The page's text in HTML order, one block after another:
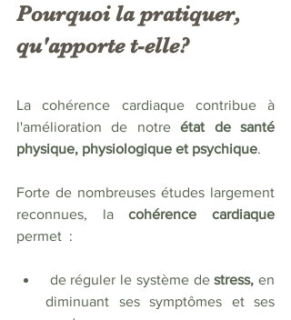
Pourquoi la pratiquer,
qu'apporte t-elle?
La cohérence cardiaque contribue à
l'amélioration de notre état de santé
physique, physiologique et psychique.
Forte de nombreuses études largement
reconnues, la cohérence cardiaque
permet  :
de réguler le système de stress, en
diminuant ses symptômes et ses